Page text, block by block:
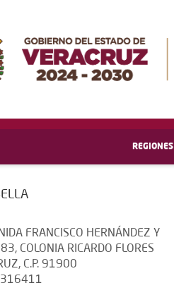
REGIONES
FRANCISCO HERNÁNDEZ Y
COLONIA RICARDO FLORES
C.P. 91900